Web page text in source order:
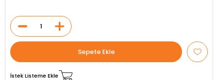
İstek Listeme Ekle